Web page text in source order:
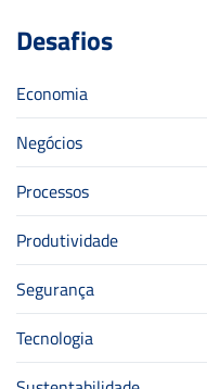
Desafios
Economia
Negócios
Processos
Produtividade
Segurança
Tecnologia